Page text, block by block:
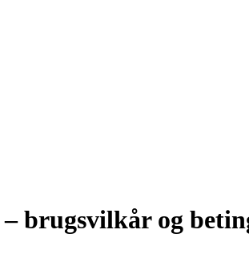
brugsvilkår og